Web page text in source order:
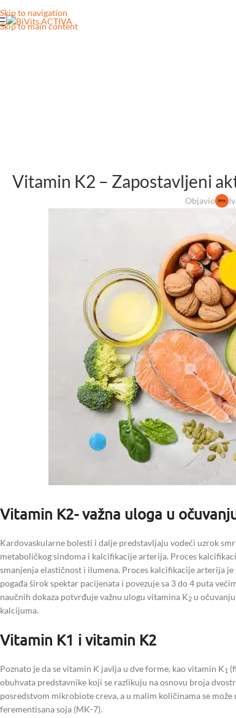
Skip to navigation
Skip to main content
Vitamin K2 – Zapostavljeni
Objavio
Vitamin K2- važna uloga u
Kardovaskularne bolesti i dalje predstavljaju vodeći uzrok
metaboličkog sindoma i kalcifikacije arterija. Proces
smanjenja elastičnost i ilumena. Proces kalcifikacije arterija
pogađa širok spektar pacijenata i povezuje sa 3 do 4 puta
naučnih dokaza potvrđuje važnu ulogu vitamina K2 u
kalcijuma.
Vitamin K1 i vitamin K2
Poznato je da se vitamin K javlja u dve forme, kao vitamin K1
obuhvata predstavnike koji se razlikuju na osnovu broja
posredstvom mikrobiote creva, a u malim količinama se
ferementisana soja (MK-7).